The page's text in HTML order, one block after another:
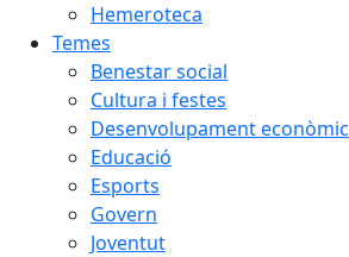
Hemeroteca
Temes
Benestar social
Cultura i festes
Desenvolupament econòmic
Educació
Esports
Govern
Joventut